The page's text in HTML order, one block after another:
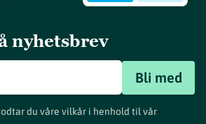
nyhetsbrev
Bli med
du våre vilkår i henhold til vår